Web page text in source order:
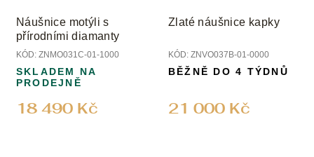
Náušnice motýli s
přírodními diamanty
KÓD: ZNMO031C-01-1000
18 490 Kč
SKLADEM NA
PRODEJNĚ
Zlaté náušnice kapky
KÓD: ZNVO037B-01-0000
21 000 Kč
BĚŽNĚ DO 4 TÝDNŮ